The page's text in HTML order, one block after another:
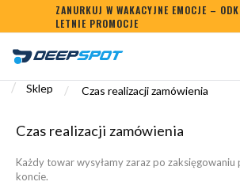
Średnia ocen:4.8
ZANURKUJ W WAKACYJNE EMOCJE –
LETNIE PROMOCJE
/ Sklep / Czas realizacji zamówienia
Czas realizacji zamówienia
Każdy towar wysyłamy zaraz po zaksięgowaniu
koncie.